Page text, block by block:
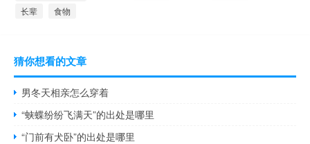
长辈 食物
猜你想看的文章
男冬天相亲怎么穿着
“蛱蝶纷纷飞满天”的出处是哪里
“门前有犬卧”的出处是哪里